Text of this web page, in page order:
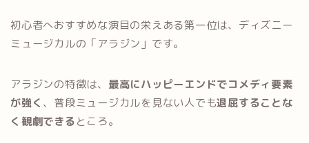
初心者へおすすめな演目の栄えある第一位は、ディズニー
ミュージカルの「アラジン」です。
アラジンの特徴は、 最高にハッピーエンドでコメディ要素
が強く 、普段ミュージカルを見ない人でも退屈することな
く観劇できるところ。